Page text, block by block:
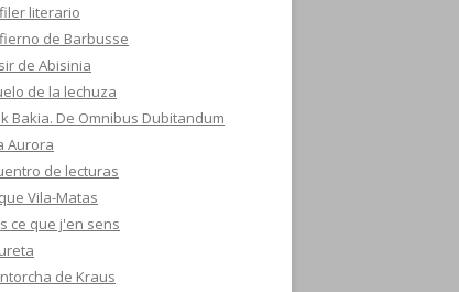
literario
de Barbusse
de Abisinia
de la lechuza
Bakia. De Omnibus Dubitandum
Aurora
de lecturas
Vila-Matas
ce que j'en sens
de Kraus